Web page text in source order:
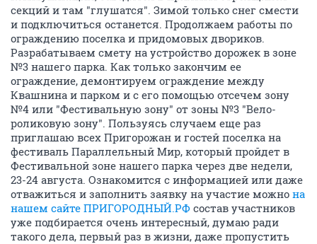
секций и там "глушатся". Зимой только снег смести
и подключиться останется. Продолжаем работы по
ограждению поселка и придомовых двориков.
Разрабатываем смету на устройство дорожек в зоне
№3 нашего парка. Как только закончим ее
ограждение, демонтируем ограждение между
Квашнина и парком и с его помощью отсечем зону
№4 или "Фестивальную зону" от зоны №3 "Вело-
роликовую зону". Пользуясь случаем еще раз
приглашаю всех Пригорожан и гостей поселка на
фестиваль Параллельный Мир, который пройдет в
Фестивальной зоне нашего парка через две недели,
23-24 августа. Ознакомится с информацией или даже
отважиться и заполнить заявку на участие можно на
нашем сайте ПРИГОРОДНЫЙ.РФ состав участников
уже подбирается очень интересный, думаю ради
такого дела, первый раз в жизни, даже пропустить